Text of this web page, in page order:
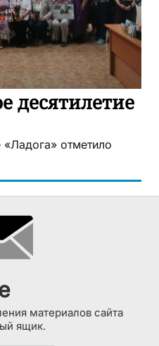
десятилетие
отметило
материалов сайта
ящик.